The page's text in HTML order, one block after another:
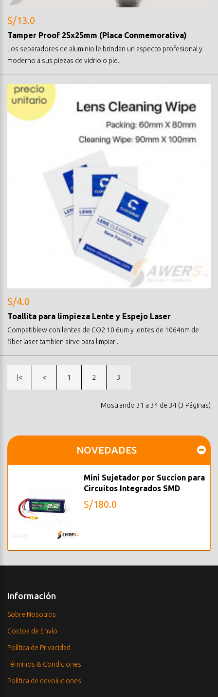
S/13.0
Tamper Proof 25x25mm (Placa Conmemorativa)
Los separadores de aluminio le brindan un aspecto profesional y
moderno a sus piezas de vidrio o ple..
S/4.0
Toallita para limpieza Lente y Espejo Laser
Compatiblew con lentes de CO2 10.6um y lentes de 1064nm de
fiber laser tambien sirve para limpiar ..
|< < 1 2 3
Mostrando 31 a 34 de 34 (3 Páginas)
NOVEDADES
Mini Sujetador por Succion para
Circuitos Integrados SMD
S/180.0
Información
Sobre Nosotros
Costos de Envío
Política de Privacidad
Términos & Condiciones
Política de devoluciones